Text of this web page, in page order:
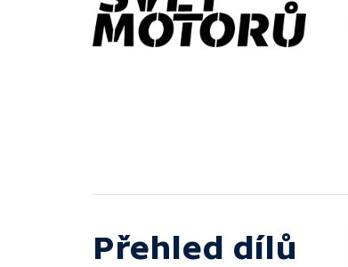
Přehled dílů